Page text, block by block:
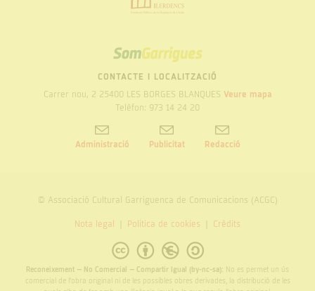
SOM
GARRIGUES
CONTACTE I LOCALITZACIÓ
Carrer nou, 2 25400 LES BORGES BLANQUES Veure mapa
Telèfon: 973 14 24 20
Administració Publicitat Redacció
© Associació Cultural Garriguenca de Comunicacions (ACGC)
Nota legal Politica de cookies Crèdits
Reconeixement – No Comercial – Compartir Igual (by-nc-sa): No es permet un ús
comercial de l’obra original ni de les possibles obres derivades, la distribució de les